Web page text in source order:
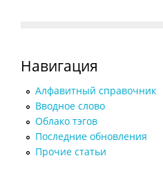
Навигация
Алфавитный справочник
Вводное слово
Облако тэгов
Последние обновления
Прочие статьи